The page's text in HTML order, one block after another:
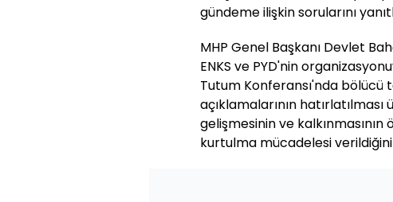
gündeme ilişkin sorularını
MHP Genel Başkanı Devlet
ENKS ve PYD'nin
Tutum Konferansı'nda bölücü
açıklamalarının
gelişmesinin ve
kurtulma mücadelesi verildiğini